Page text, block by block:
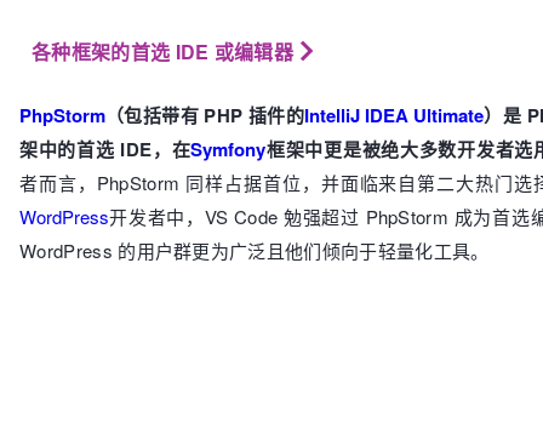
各种框架的首选 IDE 或编辑器
PhpStorm （包括带有 PHP 插件的IntelliJ IDEA Ultimate）是
架中的首选 IDE，在Symfony框架中更是被绝大多数开发者选
者而言，PhpStorm 同样占据首位，并面临来自第二大热门选
WordPress开发者中，VS Code 勉强超过 PhpStorm 成为首选
WordPress 的用户群更为广泛且他们倾向于轻量化工具。